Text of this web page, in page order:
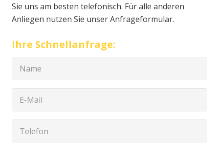
Sie uns am besten telefonisch. Für alle anderen
Anliegen nutzen Sie unser Anfrageformular.
Ihre Schnellanfrage: